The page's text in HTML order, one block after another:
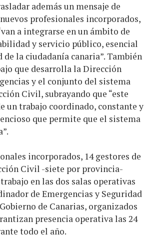
además un mensaje de
profesionales incorporados,
a integrarse en un ámbito de
y servicio público, esencial
de la ciudadanía canaria”. También
que desarrolla la Dirección
y el conjunto del sistema
Civil, subrayando que “este
un trabajo coordinado, constante y
que permite que el sistema
incorporados, 14 gestores de
Civil -siete por provincia-
en las dos salas operativas
de Emergencias y Seguridad
de Canarias, organizados
presencia operativa las 24
todo el año.